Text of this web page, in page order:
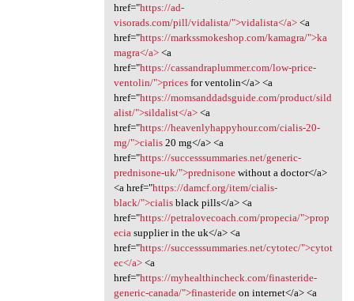
href="https://ad-
visorads.com/pill/vidalista/">vidalista</a><a
href="https://markssmokeshop.com/kamagra/">ka
magra</a><a
href="https://cassandraplummer.com/low-price-
ventolin/">pricesfor ventolin</a> <a
href="https://momsanddadsguide.com/product/sild
alist/">sildalist</a><a
href="https://heavenlyhappyhour.com/cialis-20-
mg/">cialis20 mg</a> <a
href="https://successsummaries.net/generic-
prednisone-uk/">prednisonewithout a doctor</a>
<a href="https://damcf.org/item/cialis-
black/">cialisblack pills</a> <a
href="https://petralovecoach.com/propecia/">prop
eciasupplier in the uk</a> <a
href="https://successsummaries.net/cytotec/">cytot
ec</a><a
href="https://myhealthincheck.com/finasteride-
generic-canada/">finasterideon internet</a> <a